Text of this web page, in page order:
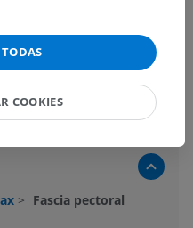
> Fascia pectoral
COOKIES